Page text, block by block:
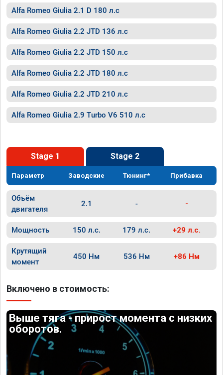
Alfa Romeo Giulia 2.1 D 180 л.с
Alfa Romeo Giulia 2.2 JTD 136 л.с
Alfa Romeo Giulia 2.2 JTD 150 л.с
Alfa Romeo Giulia 2.2 JTD 180 л.с
Alfa Romeo Giulia 2.2 JTD 210 л.с
Alfa Romeo Giulia 2.9 Turbo V6 510 л.с
Stage 1 Stage 2
Параметр Заводские Тюнинг* Прибавка
Объём
двигателя
2.1 - -
Мощность 150 л.с. 179 л.с. +29 л.с.
Крутящий
момент
450 Нм 536 Нм +86 Нм
Включено в стоимость:
Выше тяга - прирост момента с низких
оборотов.